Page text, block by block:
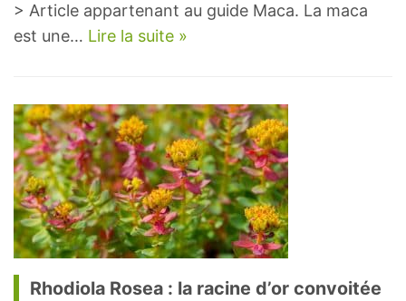
> Article appartenant au guide Maca. La maca
est une… Lire la suite »
Rhodiola Rosea : la racine d’or convoitée